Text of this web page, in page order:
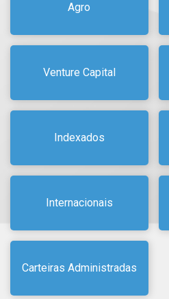
Agro
Venture Capital
Indexados
Internacionais
Carteiras Administradas